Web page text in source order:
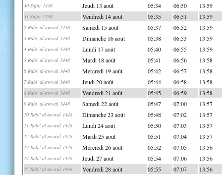
30 Safar 1448 Jeudi 13 août 05:34 06:50 13:59
31 Safar 1448 Vendredi 14 août 05:35 06:51 13:59
2 Rabi' al-awwal 1448 Samedi 15 août 05:37 06:52 13:59
3 Rabi' al-awwal 1448 Dimanche 16 août 05:38 06:53 13:59
4 Rabi' al-awwal 1448 Lundi 17 août 05:40 06:55 13:59
5 Rabi' al-awwal 1448 Mardi 18 août 05:41 06:56 13:58
6 Rabi' al-awwal 1448 Mercredi 19 août 05:42 06:57 13:58
7 Rabi' al-awwal 1448 Jeudi 20 août 05:44 06:58 13:58
8 Rabi' al-awwal 1448 Vendredi 21 août 05:45 06:59 13:58
9 Rabi' al-awwal 1448 Samedi 22 août 05:47 07:00 13:57
10 Rabi' al-awwal 1448 Dimanche 23 août 05:48 07:02 13:57
11 Rabi' al-awwal 1448 Lundi 24 août 05:50 07:03 13:57
12 Rabi' al-awwal 1448 Mardi 25 août 05:51 07:04 13:57
13 Rabi' al-awwal 1448 Mercredi 26 août 05:52 07:05 13:56
14 Rabi' al-awwal 1448 Jeudi 27 août 05:54 07:06 13:56
15 Rabi' al-awwal 1448 Vendredi 28 août 05:55 07:07 13:56